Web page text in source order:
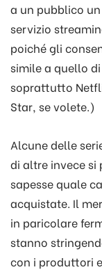
a un pubblico
servizio
poiché gli
simile a quello
soprattutto
Star, se volete.)
Alcune delle
di altre invece si
sapesse quale
acquistate. Il
in paricolare
stanno
con i produttori